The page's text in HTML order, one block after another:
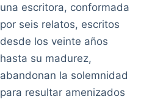
una escritora, conformada
por seis relatos, escritos
desde los veinte años
hasta su madurez,
abandonan la solemnidad
para resultar amenizados